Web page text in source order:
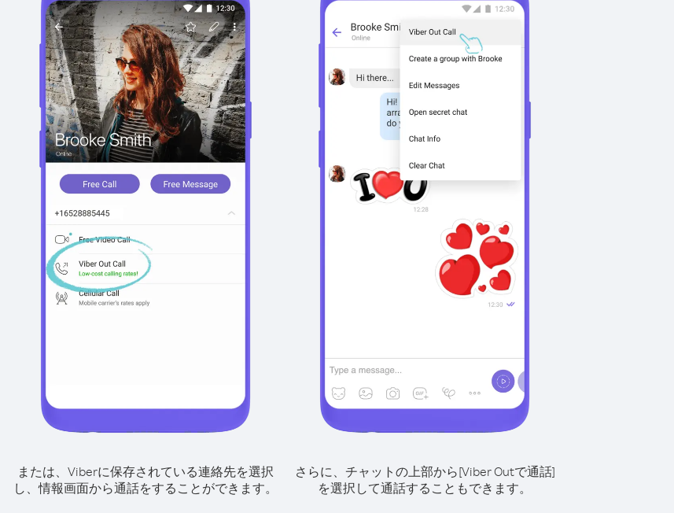
または、Viberに保存されている連絡先を選択
し、情報画面から通話をすることができます。
さらに、チャットの上部から[Viber Outで通話]
を選択して通話することもできます。